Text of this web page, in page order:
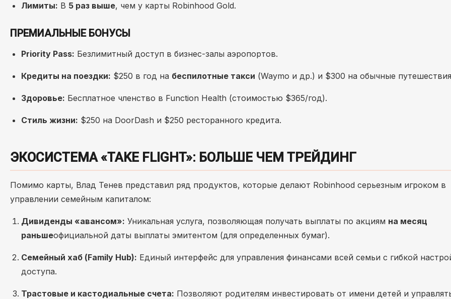
Лимиты: В 5 раз выше, чем у карты Robinhood Gold.
ПРЕМИАЛЬНЫЕ БОНУСЫ
Priority Pass: Безлимитный доступ в бизнес-залы аэропортов.
Кредиты на поездки: $250 в год на беспилотные такси (Waymo и др.) и $300 на обычные
Здоровье: Бесплатное членство в Function Health (стоимостью $365/год).
Стиль жизни: $250 на DoorDash и $250 ресторанного кредита.
ЭКОСИСТЕМА «TAKE FLIGHT»: БОЛЬШЕ ЧЕМ ТРЕЙДИНГ
Помимо карты, Влад Тенев представил ряд продуктов, которые делают Robinhood серьезным игроком в
управлении семейным капиталом:
Дивиденды «авансом»: Уникальная услуга, позволяющая получать выплаты по акциям на месяц
раньшеофициальной даты выплаты эмитентом (для определенных бумаг).
Семейный хаб (Family Hub): Единый интерфейс для управления финансами всей семьи с гибкой
доступа.
Трастовые и кастодиальные счета: Позволяют родителям инвестировать от имени детей и